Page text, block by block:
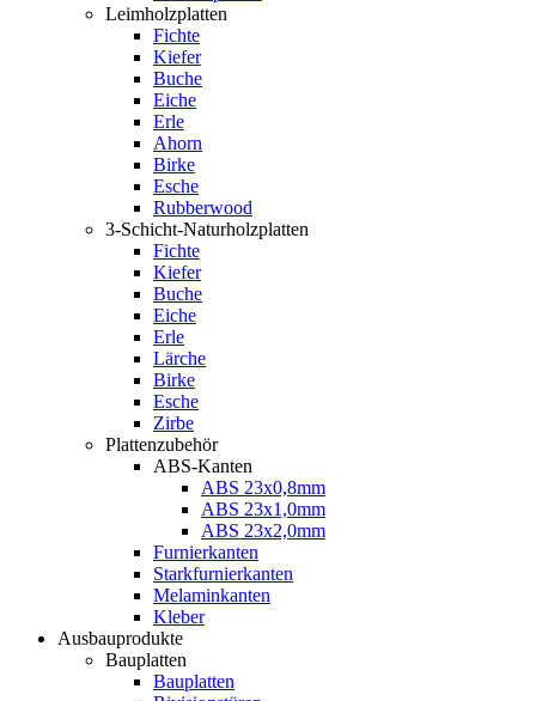
Leimholzplatten
Fichte
Kiefer
Buche
Eiche
Erle
Ahorn
Birke
Esche
Rubberwood
3-Schicht-Naturholzplatten
Fichte
Kiefer
Buche
Eiche
Erle
Lärche
Birke
Esche
Zirbe
Plattenzubehör
ABS-Kanten
ABS 23x0,8mm
ABS 23x1,0mm
ABS 23x2,0mm
Furnierkanten
Starkfurnierkanten
Melaminkanten
Kleber
Ausbauprodukte
Bauplatten
Bauplatten